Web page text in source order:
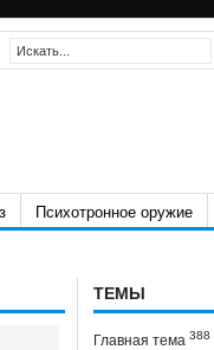
Психотронное оружие
ТЕМЫ
Главная тема 388